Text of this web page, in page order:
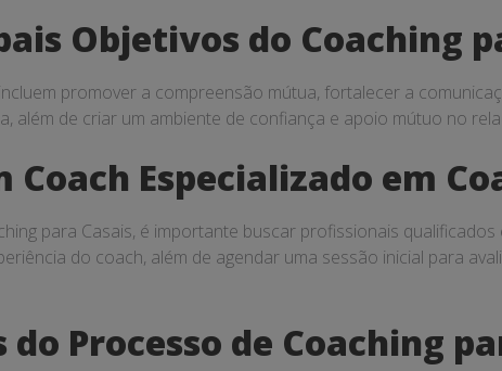
Objetivos do Coaching
promover a compreensão mútua, fortalecer a
além de criar um ambiente de confiança e apoio mútuo no
Especializado em
para Casais, é importante buscar profissionais
do coach, além de agendar uma sessão inicial para
do Processo de Coaching